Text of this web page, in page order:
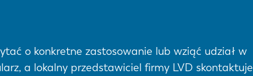
o konkretne zastosowanie lub wziąć udział w
a lokalny przedstawiciel firmy LVD skontaktuje